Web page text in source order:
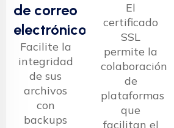
de correo
electrónico
Facilite la
integridad
de sus
archivos
con
backups
El
certificado
SSL
permite la
colaboración
de
plataformas
que
facilitan el